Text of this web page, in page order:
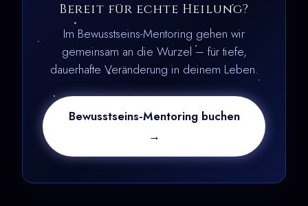
Bereit für echte Heilung?
Im Bewusstseins-Mentoring gehen wir
gemeinsam an die Wurzel – für tiefe,
dauerhafte Veränderung in deinem Leben.
Bewusstseins-Mentoring buchen
→